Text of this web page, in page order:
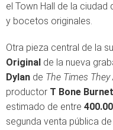
el Town Hall de la
y bocetos originales.
Otra pieza central de la
Original de la nueva
Dylan de The Times They
productor T Bone
estimado de entre
segunda venta pública